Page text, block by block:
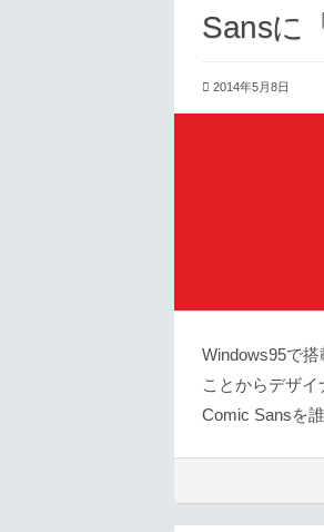
Sansに
2014年5月8日
Windows95で
ことからデザ
Comic Sansを